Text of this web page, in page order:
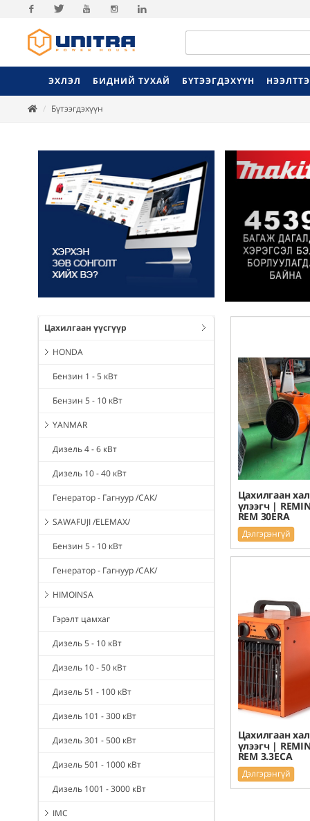
Facebook
ЭХЛЭЛ БИДНИЙ ТУХАЙ БҮТЭЭГДЭХҮҮН
Бүтээгдэхүүн
Цахилгаан үүсгүүр
HONDA
Бензин 1 - 5 кВт
Бензин 5 - 10 кВт
YANMAR
Дизель 4 - 6 кВт
Дизель 10 - 40 кВт
Генератор - Гагнуур /САК/
SAWAFUJI /ELEMAX/
Бензин 5 - 10 кВт
Генератор - Гагнуур /САК/
HIMOINSA
Гэрэлт цамхаг
Дизель 5 - 10 кВт
Дизель 10 - 50 кВт
Дизель 51 - 100 кВт
Дизель 101 - 300 кВт
Дизель 301 - 500 кВт
Дизель 501 - 1000 кВт
Дизель 1001 - 3000 кВт
IMC
Цахилгаан
үлээгч |
REM 30ERA
Дэлгэрэнгүй
Цахилгаан
үлээгч |
REM 3.3ECA
Дэлгэрэнгүй